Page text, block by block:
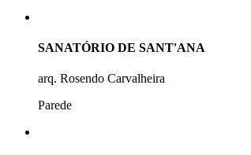
SANATÓRIO DE SANT'ANA
arq. Rosendo Carvalheira
Parede